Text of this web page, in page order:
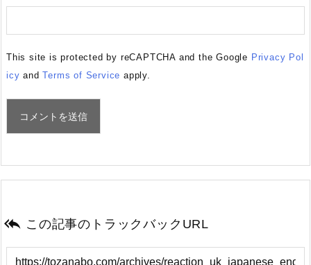
This site is protected by reCAPTCHA and the Google Privacy Pol
icy andTerms of Service apply.
 この記事のトラックバックURL